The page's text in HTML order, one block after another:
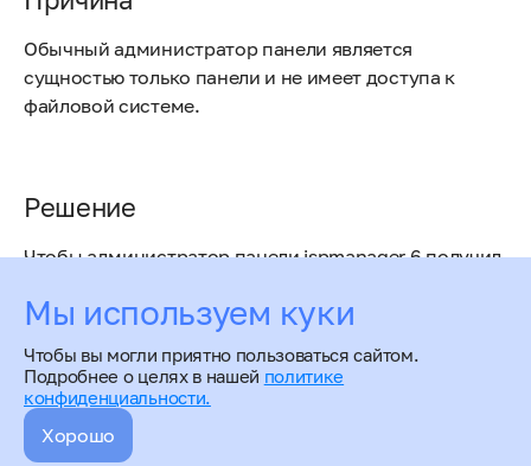
Обычный администратор панели является
сущностью только панели и не имеет доступа к
файловой системе.
Решение
Чтобы администратор панели ispmanager 6 получил
настройках администратора включить
Отсутствует менеджер файлов у администратора
Мы используем куки
Чтобы вы могли приятно пользоваться сайтом.
Подробнее о целях в нашей политике
конфиденциальности.
Хорошо